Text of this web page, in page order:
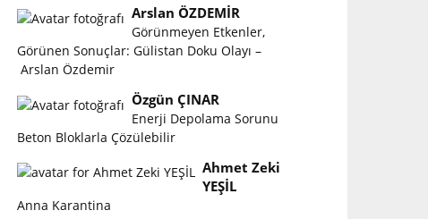
Arslan ÖZDEMİR
Görünmeyen Etkenler,
Görünen Sonuçlar: Gülistan Doku Olayı –
Arslan Özdemir
Özgün ÇINAR
Enerji Depolama Sorunu
Beton Bloklarla Çözülebilir
Ahmet Zeki
YEŞİL
Anna Karantina